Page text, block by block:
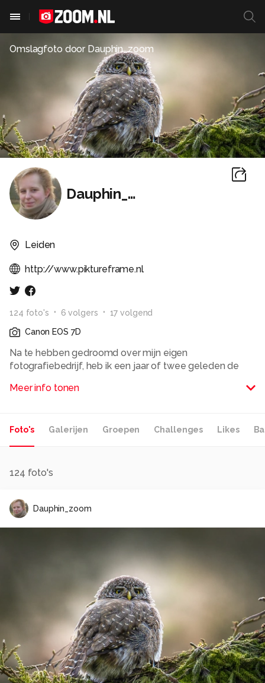
Omslagfoto door Dauphin_zoom
Dauphin_zoom
Leiden
http://www.piktureframe.nl
124 foto's 6 volgers 17 volgend
Canon EOS 7D
Na te hebben gedroomd over mijn eigen
fotografiebedrijf, heb ik een jaar of twee geleden de
een website op gezet en klanten binnen gehaald. Mijn
Ik ben me gaan specialiseren in zwangerschap en
huwelijken.
Neem eens een kijkje op mijn website zou ik zeggen:
www.piktureframe.nl
Meer info tonen
Foto's Galerijen Groepen Challenges Likes
124 foto's
Dauphin_zoom